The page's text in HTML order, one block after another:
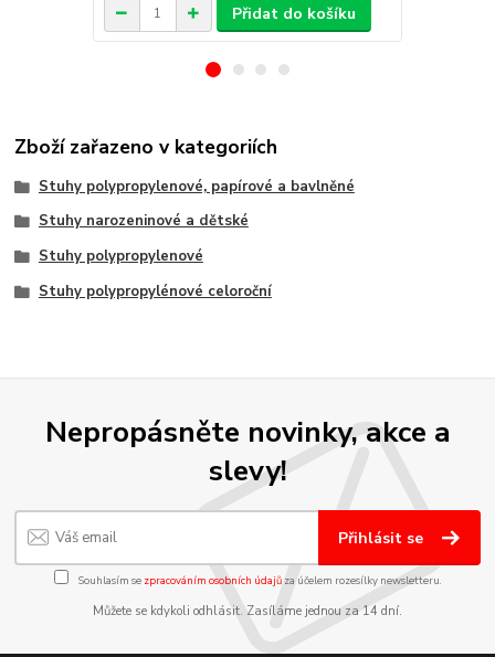
Přidat do košíku
Zboží zařazeno v kategoriích
Stuhy polypropylenové, papírové a bavlněné
Stuhy narozeninové a dětské
Stuhy polypropylenové
Stuhy polypropylénové celoroční
Nepropásněte novinky, akce a
slevy!
Přihlásit se
Souhlasím se zpracováním osobních údajůza účelem rozesílky newsletteru.
Můžete se kdykoli odhlásit. Zasíláme jednou za 14 dní.